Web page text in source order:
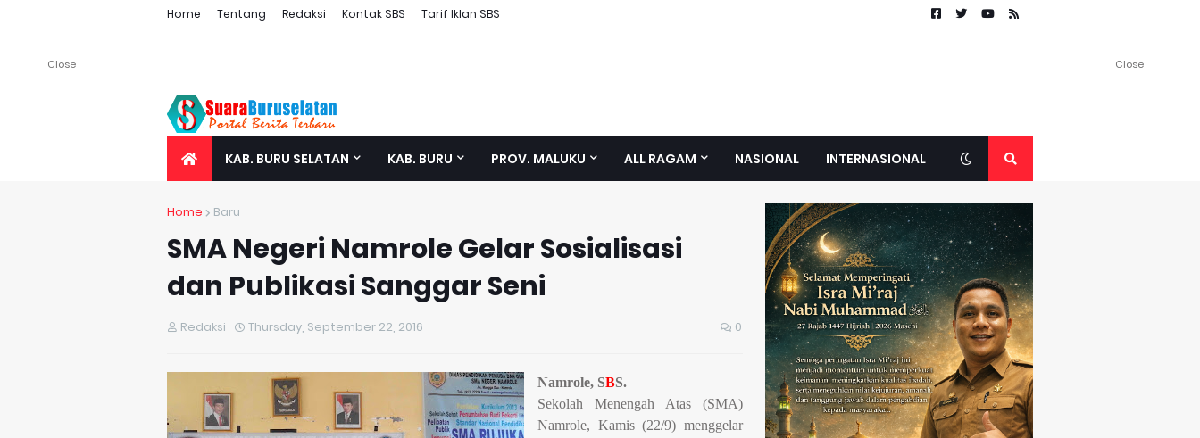
Close Close
Home Tentang Redaksi Kontak SBS Tarif Iklan SBS
KAB. BURU SELATAN KAB. BURU PROV. MALUKU ALL RAGAM NASIONAL INTERNASIONAL
Home Baru
SMA Negeri Namrole Gelar Sosialisasi
dan Publikasi Sanggar Seni
Redaksi Thursday, September 22, 2016 0
Namrole, SBS.
Sekolah Menengah Atas (SMA)
Namrole, Kamis (22/9) menggelar